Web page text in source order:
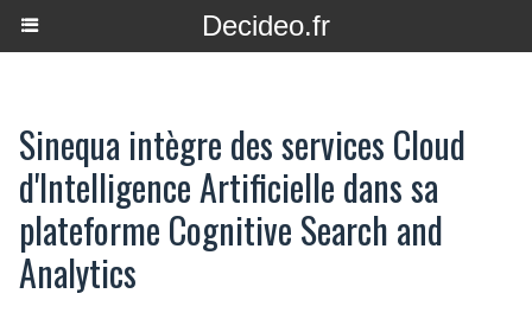
Decideo.fr
Sinequa intègre des services Cloud
d'Intelligence Artificielle dans sa
plateforme Cognitive Search and
Analytics